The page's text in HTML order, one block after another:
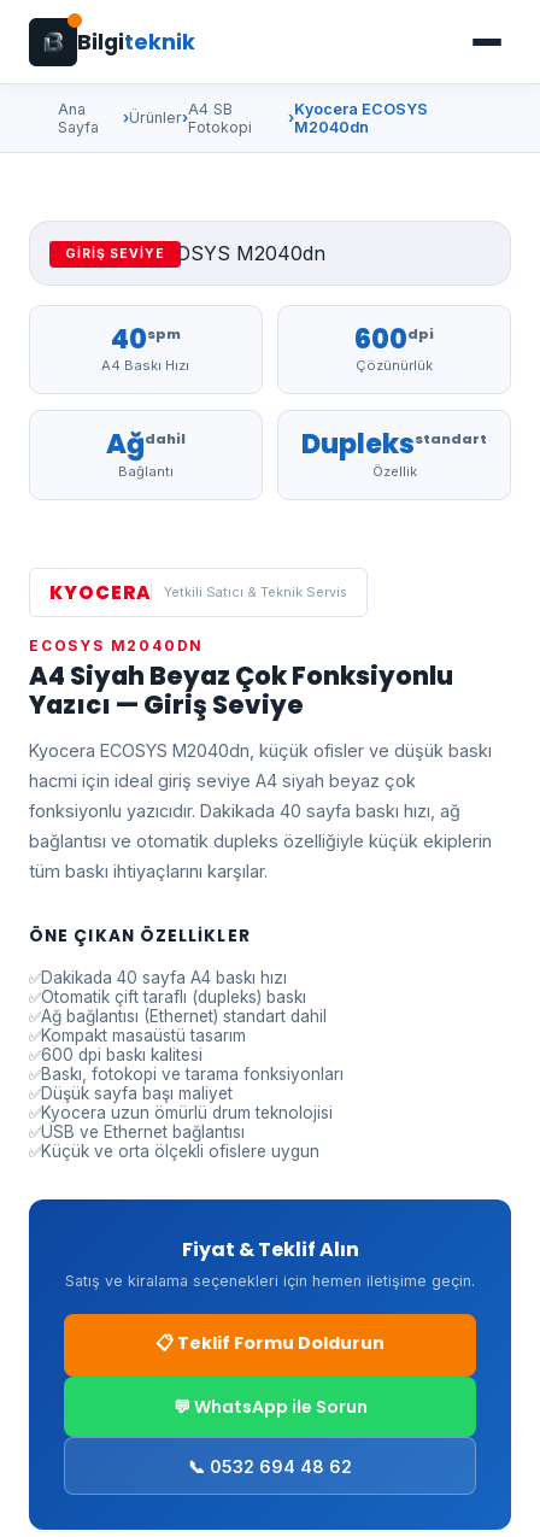
Bilgiteknik
Ana
Sayfa
›Ürünler›A4 SB
Fotokopi
›Kyocera ECOSYS
M2040dn
GIRIŞ SEVIYE
40spm
A4 Baskı Hızı
600dpi
Çözünürlük
Ağdahil
Bağlantı
Dupleksstandart
Özellik
KYOCERA Yetkili Satıcı & Teknik Servis
ECOSYS M2040DN
A4 Siyah Beyaz Çok Fonksiyonlu
Yazıcı — Giriş Seviye
Kyocera ECOSYS M2040dn, küçük ofisler ve düşük baskı
hacmi için ideal giriş seviye A4 siyah beyaz çok
fonksiyonlu yazıcıdır. Dakikada 40 sayfa baskı hızı, ağ
bağlantısı ve otomatik dupleks özelliğiyle küçük ekiplerin
tüm baskı ihtiyaçlarını karşılar.
ÖNE ÇIKAN ÖZELLIKLER
Dakikada 40 sayfa A4 baskı hızı
Otomatik çift taraflı (dupleks) baskı
Ağ bağlantısı (Ethernet) standart dahil
Kompakt masaüstü tasarım
600 dpi baskı kalitesi
Baskı, fotokopi ve tarama fonksiyonları
Düşük sayfa başı maliyet
Kyocera uzun ömürlü drum teknolojisi
USB ve Ethernet bağlantısı
Küçük ve orta ölçekli ofislere uygun
Fiyat & Teklif Alın
Satış ve kiralama seçenekleri için hemen iletişime geçin.
📋 Teklif Formu Doldurun
💬 WhatsApp ile Sorun
📞 0532 694 48 62